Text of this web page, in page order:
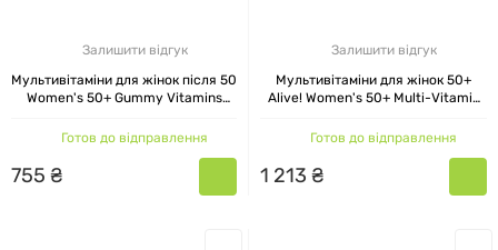
Залишити відгук
Мультивітаміни для жінок після 50
Women's 50+ Gummy Vitamins
жувальних цукерок
Готов до відправлення
755 ₴
Залишити відгук
Мультивітаміни для жінок 50+
Alive! Women's 50+ Multi-Vitamin
Готов до відправлення
1 213 ₴